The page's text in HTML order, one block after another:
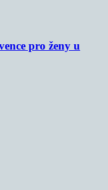
pro ženy u